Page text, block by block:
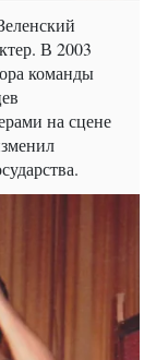
В 2003
команды
на сцене